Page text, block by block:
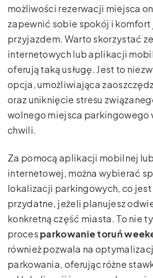
możliwości rezerwacji miejsca
zapewnić sobie spokój i komfort
przyjazdem. Warto skorzystać
internetowych lub aplikacji
oferują taką usługę. Jest to
opcja, umożliwiająca
oraz uniknięcie stresu
wolnego miejsca parkingowego
chwili.
Za pomocą aplikacji mobilnej
internetowej, można wybierać
lokalizacji parkingowych, co
przydatne, jeżeli planujesz
konkretną część miasta. To nie
proces parkowanie toruń
również pozwala na
parkowania, oferując różne